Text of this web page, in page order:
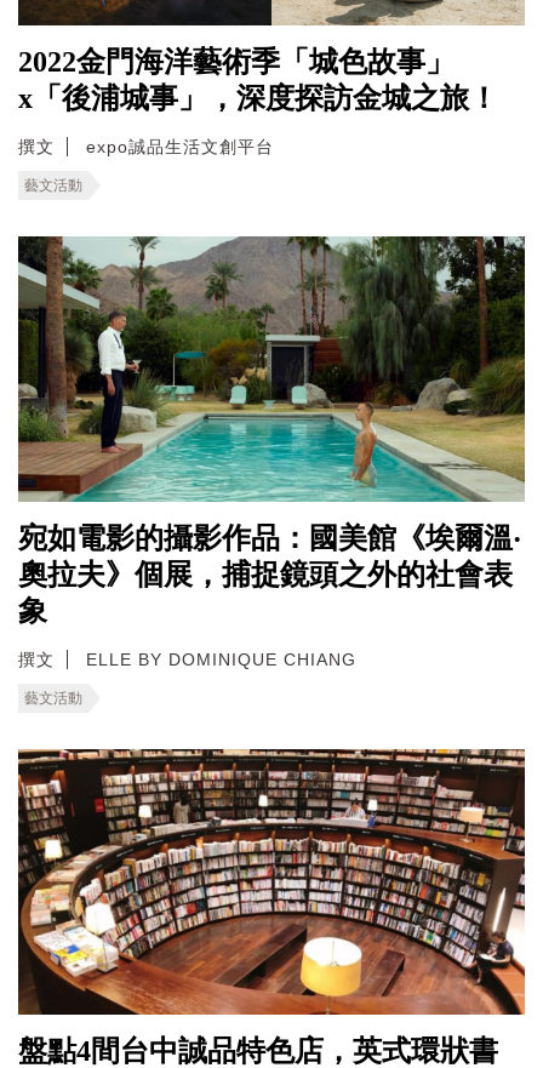
2022金門海洋藝術季「城色故事」
x「後浦城事」，深度探訪金城之旅！
撰文 expo誠品生活文創平台
藝文活動
宛如電影的攝影作品：國美館《埃爾溫‧
奧拉夫》個展，捕捉鏡頭之外的社會表
象
撰文 ELLE BY DOMINIQUE CHIANG
藝文活動
盤點4間台中誠品特色店，英式環狀書